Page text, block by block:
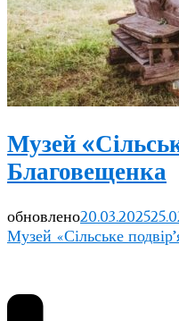
Музей
Благовещенка
обновлено20.03.2025
Музей «Сільське